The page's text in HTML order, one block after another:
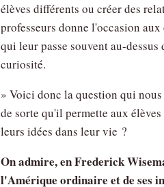
élèves différents ou créer des
professeurs donne l'occasion
qui leur passe souvent au-
curiosité.
» Voici donc la question qui
de sorte qu'il permette aux
leurs idées dans leur vie ?
On admire, en Frederick
l'Amérique ordinaire et de ses